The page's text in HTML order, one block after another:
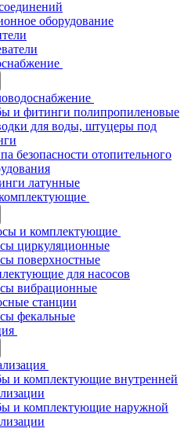
оборудование
и фитинги полипропиленовые
для воды, штуцеры под
безопасности отопительного
латунные
и комплектующие
циркуляционные
поверхностные
для насосов
вибрационные
станции
фекальные
и комплектующие внутренней
и комплектующие наружной